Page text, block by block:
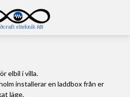
elbil i villa.
installerar en laddbox från er
läge.